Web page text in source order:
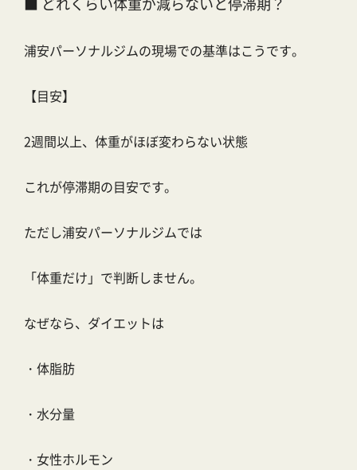
浦安パーソナルジムの現場での基準はこうです。
【目安】
2週間以上、体重がほぼ変わらない状態
これが停滞期の目安です。
ただし浦安パーソナルジムでは
「体重だけ」で判断しません。
なぜなら、ダイエットは
・体脂肪
・水分量
・女性ホルモン